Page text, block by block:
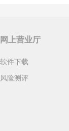
网上营业厅
软件下载
风险测评